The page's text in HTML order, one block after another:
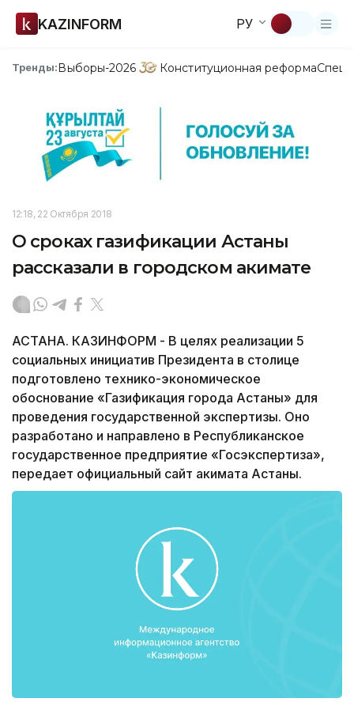
KAZINFORM РУ
Тренды:Выборы-2026 Конституционная реформа
12:18, 22 Октября 2018
О сроках газификации Астаны
рассказали в городском акимате
АСТАНА. КАЗИНФОРМ - В целях реализации 5
социальных инициатив Президента в столице
подготовлено технико-экономическое
обоснование «Газификация города Астаны» для
проведения государственной экспертизы. Оно
разработано и направлено в Республиканское
государственное предприятие «Госэкспертиза»,
передает официальный сайт акимата Астаны.